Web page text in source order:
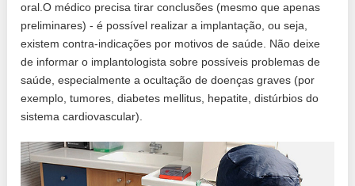
oral.O médico precisa tirar conclusões (mesmo que apenas
preliminares) - é possível realizar a implantação, ou seja,
existem contra-indicações por motivos de saúde. Não deixe
de informar o implantologista sobre possíveis problemas de
saúde, especialmente a ocultação de doenças graves (por
exemplo, tumores, diabetes mellitus, hepatite, distúrbios do
sistema cardiovascular).